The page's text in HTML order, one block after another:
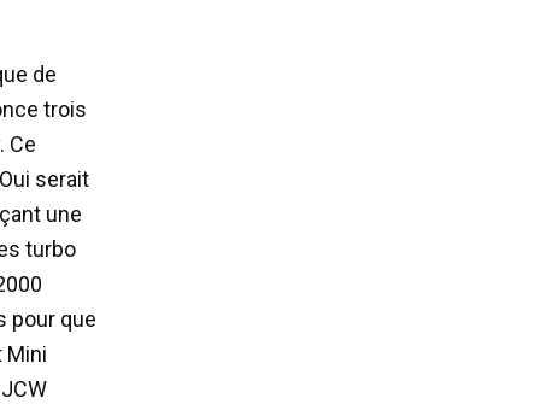
de
trois
Ce
serait
une
turbo
pour que
Mini